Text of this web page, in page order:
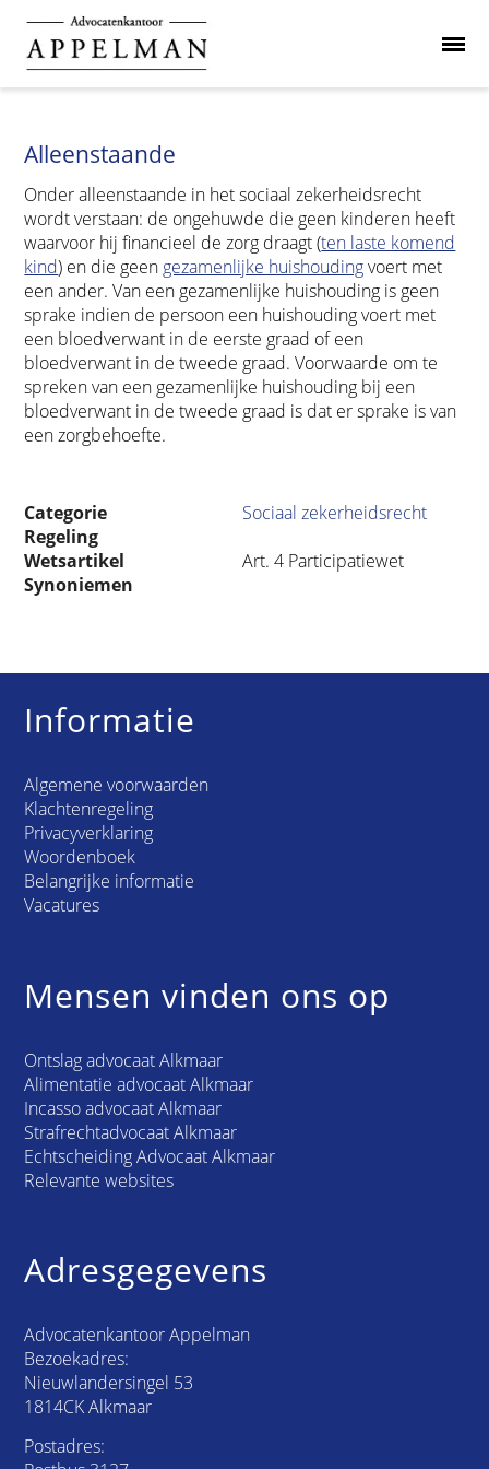
Alleenstaande
Onder alleenstaande in het sociaal zekerheidsrecht
wordt verstaan: de ongehuwde die geen kinderen heeft
waarvoor hij financieel de zorg draagt (ten laste komend
kind) en die geen gezamenlijke huishoudingvoert met
een ander. Van een gezamenlijke huishouding is geen
sprake indien de persoon een huishouding voert met
een bloedverwant in de eerste graad of een
bloedverwant in de tweede graad. Voorwaarde om te
spreken van een gezamenlijke huishouding bij een
bloedverwant in de tweede graad is dat er sprake is van
een zorgbehoefte.
Categorie
Sociaal zekerheidsrecht
Regeling
Wetsartikel
Art. 4 Participatiewet
Synoniemen
Informatie
Algemene voorwaarden
Klachtenregeling
Privacyverklaring
Woordenboek
Belangrijke informatie
Vacatures
Mensen vinden ons op
Ontslag advocaat Alkmaar
Alimentatie advocaat Alkmaar
Incasso advocaat Alkmaar
Strafrechtadvocaat Alkmaar
Echtscheiding Advocaat Alkmaar
Relevante websites
Adresgegevens
Advocatenkantoor Appelman
Bezoekadres:
Nieuwlandersingel 53
1814CK Alkmaar
Postadres: